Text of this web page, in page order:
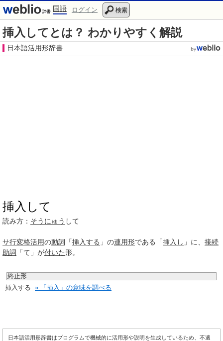
国語 ログイン 検索
挿入してとは？ わかりやすく解説
日本語活用形辞書
挿入して
読み方： そうにゅう して
サ行変格活用の動詞 「挿入する 」の連用形である「挿入し 」に、 接続
助詞 「て」が付いた形。
終止形
挿入する » 「挿入」の意味を調べる
日本語活用形辞書はプログラムで機械的に活用形や説明を生成しているため、不適